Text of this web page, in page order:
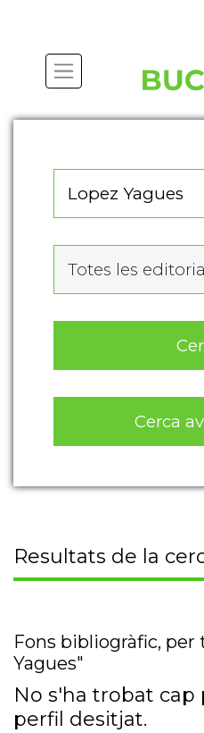
Totes les
Cerca
Resultats de la
Fons bibliogràfic, per
Yagues"
No s'ha trobat cap
perfil desitjat.